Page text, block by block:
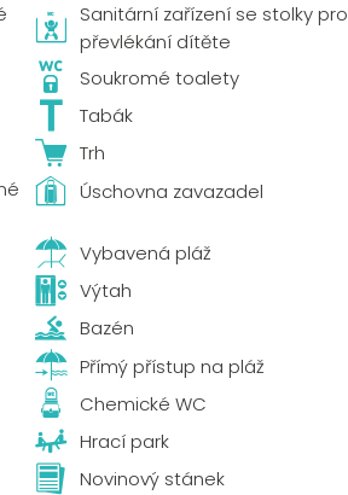
Sanitární zařízení se stolky pro
převlékání dítěte
Soukromé toalety
Tabák
Trh
Úschovna zavazadel
Vybavená pláž
Výtah
Bazén
Přímý přístup na pláž
Chemické WC
Hrací park
Novinový stánek